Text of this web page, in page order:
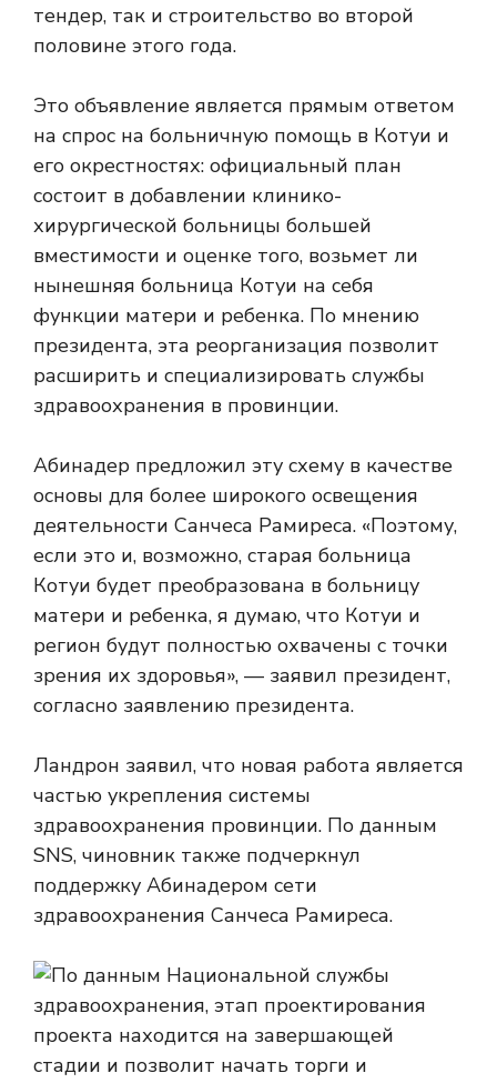
тендер, так и строительство во второй
половине этого года.
Это объявление является прямым ответом
на спрос на больничную помощь в Котуи и
его окрестностях: официальный план
состоит в добавлении клинико-
хирургической больницы большей
вместимости и оценке того, возьмет ли
нынешняя больница Котуи на себя
функции матери и ребенка. По мнению
президента, эта реорганизация позволит
расширить и специализировать службы
здравоохранения в провинции.
Абинадер предложил эту схему в качестве
основы для более широкого освещения
деятельности Санчеса Рамиреса. «Поэтому,
если это и, возможно, старая больница
Котуи будет преобразована в больницу
матери и ребенка, я думаю, что Котуи и
регион будут полностью охвачены с точки
зрения их здоровья», — заявил президент,
согласно заявлению президента.
Ландрон заявил, что новая работа является
частью укрепления системы
здравоохранения провинции. По данным
SNS, чиновник также подчеркнул
поддержку Абинадером сети
здравоохранения Санчеса Рамиреса.